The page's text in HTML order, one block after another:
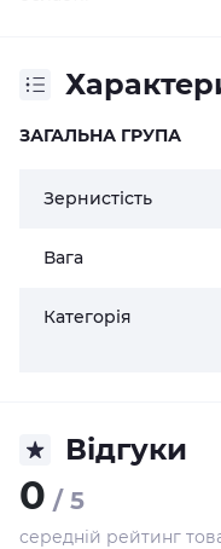
ЗАГАЛЬНА ГРУПА
Зернистість
Вага
Категорія
Відгуки
0 / 5
середній рейтинг